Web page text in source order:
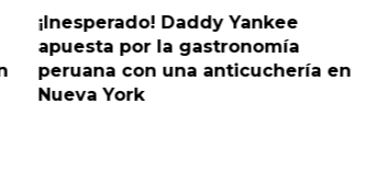
¡Inesperado! Daddy Yankee
apuesta por la gastronomía
peruana con una anticuchería en
Nueva York